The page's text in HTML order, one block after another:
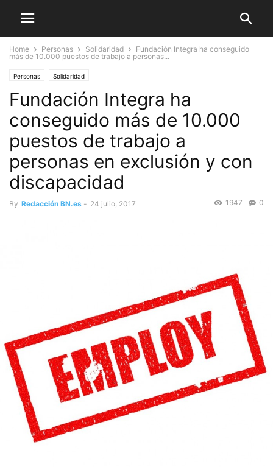
Home Personas Solidaridad
Fundación Integra ha conseguido
más de 10.000 puestos de trabajo a personas...
Personas Solidaridad
Fundación Integra ha
conseguido más de 10.000
puestos de trabajo a
personas en exclusión y con
discapacidad
By Redacción BN.es - 24 julio, 2017 0
1947